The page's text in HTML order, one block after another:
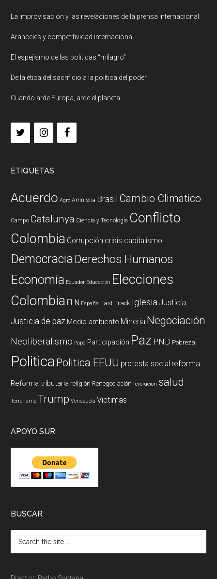
La improvisación y las revelaciones de la prensa internacional
Aranceles y competitividad internacional
El espejismo de las políticas “milagro”
De la ética del sacrificio a la política del poder
Cuando arde Europa, arde el planeta
ETIQUETAS
Acuerdo Agro Amnistia Brasil Cambio Climatico
Campo Catalunya Ciencia y Tecnología Conflicto
Colombia Corrupción crisis capitalismo
DemocraciaDerechos Humanos
Economía Ecuador Educación Elecciones
Colombia ELN España Fast Track Iglesia Justicia
Justicia de paz Medio ambiente Mineria Negociación
Neoliberalismo Papa Participación Paz PND Pobreza
PoliticaPolitica EEUU protesta social reforma
Reforma tributaria religión Renegociación revolucion salud
Terrorismo Trump Venezuela Victimas
APOYO SUR
BUSCAR